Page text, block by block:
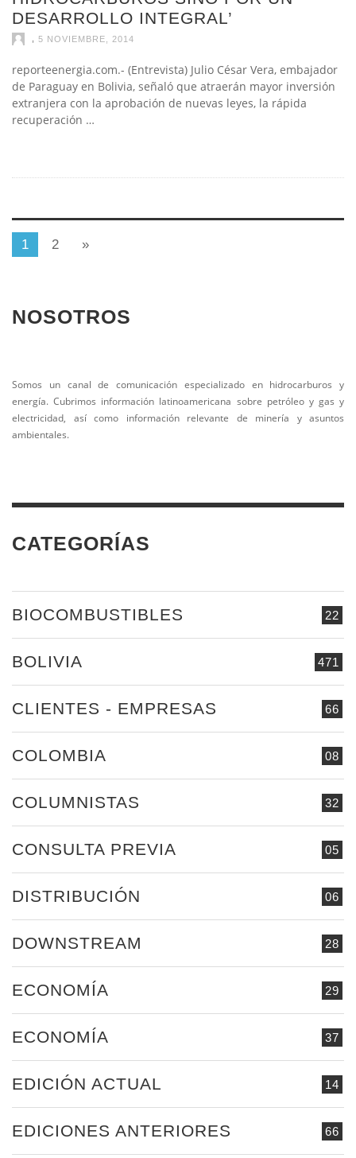
DESARROLLO INTEGRAL’
5 NOVIEMBRE, 2014
reporteenergia.com.- (Entrevista) Julio César Vera, embajador
de Paraguay en Bolivia, señaló que atraerán mayor inversión
extranjera con la aprobación de nuevas leyes, la rápida
recuperación …
1 2 »
NOSOTROS
Somos un canal de comunicación especializado en hidrocarburos y
energía. Cubrimos información latinoamericana sobre petróleo y gas y
electricidad, así como información relevante de minería y asuntos
ambientales.
CATEGORÍAS
22
BIOCOMBUSTIBLES
471
BOLIVIA
66
CLIENTES - EMPRESAS
08
COLOMBIA
32
COLUMNISTAS
05
CONSULTA PREVIA
06
DISTRIBUCIÓN
28
DOWNSTREAM
29
ECONOMÍA
37
ECONOMÍA
14
EDICIÓN ACTUAL
66
EDICIONES ANTERIORES